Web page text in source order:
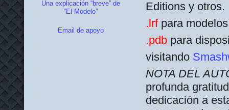
Una explicación “breve” de
“El Modelo”
Email de apoyo
Editions y otros.
.lrfpara
.pdb para
visitando
NOTA DEL
profunda
dedicación a